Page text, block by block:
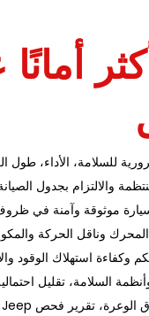
أمانًا
للسلامة، الأداء، طول
والالتزام بجدول
موثوقة وآمنة في
وناقل الحركة
وكفاءة استهلاك الوقود
السلامة، تقليل